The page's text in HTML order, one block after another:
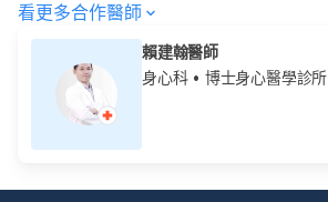
看更多合作醫師
賴建翰醫師
身心科• 博士身心醫學診所